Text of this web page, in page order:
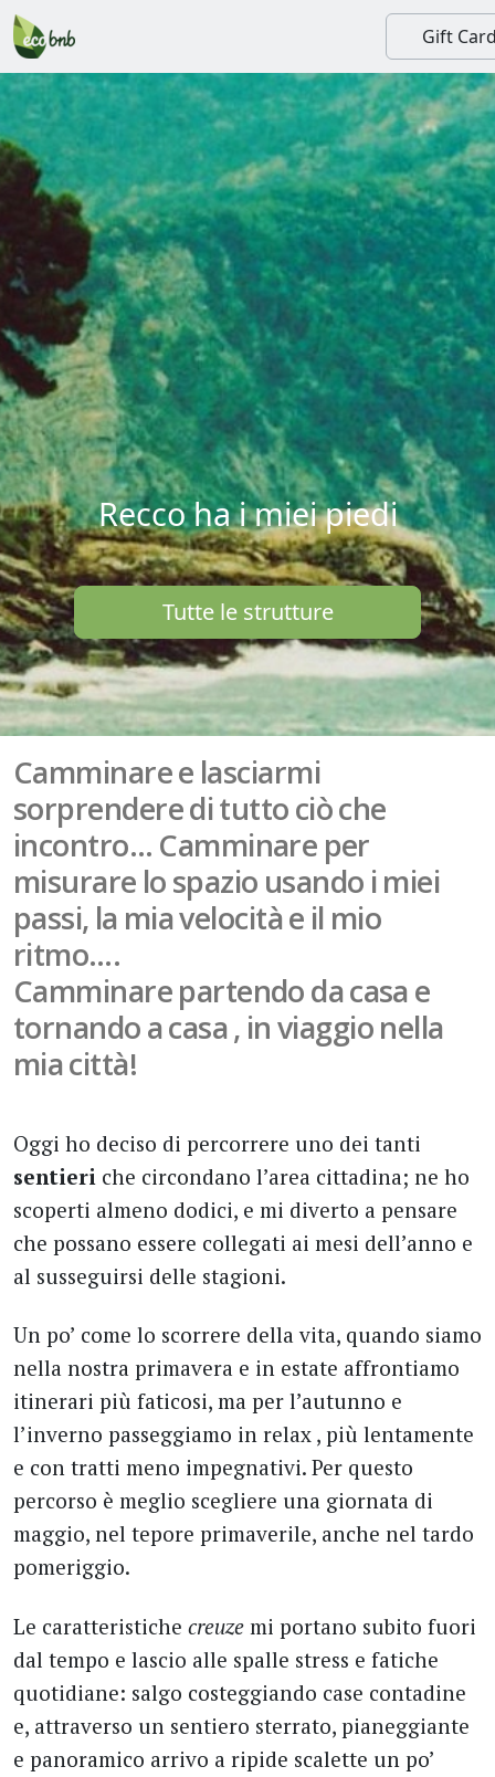
Gift
Recco ha i miei piedi
Tutte le strutture
Camminare e lasciarmi
sorprendere di tutto ciò che
incontro… Camminare per
misurare lo spazio usando i miei
passi, la mia velocità e il mio
ritmo….
Camminare partendo da casa e
tornando a casa , in viaggio nella
mia città!
Oggi ho deciso di percorrere uno dei tanti
sentieri che circondano l’area cittadina; ne ho
scoperti almeno dodici, e mi diverto a pensare
che possano essere collegati ai mesi dell’anno e
al susseguirsi delle stagioni.
Un po’ come lo scorrere della vita, quando siamo
nella nostra primavera e in estate affrontiamo
itinerari più faticosi, ma per l’autunno e
l’inverno passeggiamo in relax , più lentamente
e con tratti meno impegnativi. Per questo
percorso è meglio scegliere una giornata di
maggio, nel tepore primaverile, anche nel tardo
pomeriggio.
Le caratteristiche creuze mi portano subito fuori
dal tempo e lascio alle spalle stress e fatiche
quotidiane: salgo costeggiando case contadine
e, attraverso un sentiero sterrato, pianeggiante
e panoramico arrivo a ripide scalette un po’